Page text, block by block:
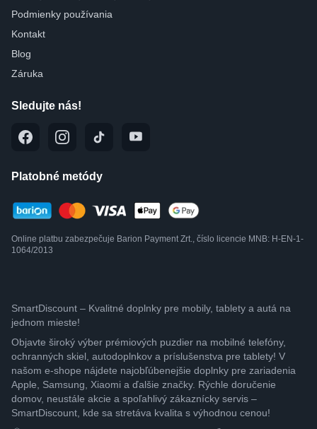
Podmienky používania
Kontakt
Blog
Záruka
Sledujte nás!
Platobné metódy
Online platbu zabezpečuje Barion Payment Zrt., číslo licencie MNB: H-EN-1-
1064/2013
SmartDiscount – Kvalitné doplnky pre mobily, tablety a autá na
jednom mieste!
Objavte široký výber prémiových puzdier na mobilné telefóny,
ochranných skiel, autodoplnkov a príslušenstva pre tablety! V
našom e-shope nájdete najobľúbenejšie doplnky pre zariadenia
Apple, Samsung, Xiaomi a ďalšie značky. Rýchle doručenie
domov, neustále akcie a spoľahlivý zákaznícky servis –
SmartDiscount, kde sa stretáva kvalita s výhodnou cenou!